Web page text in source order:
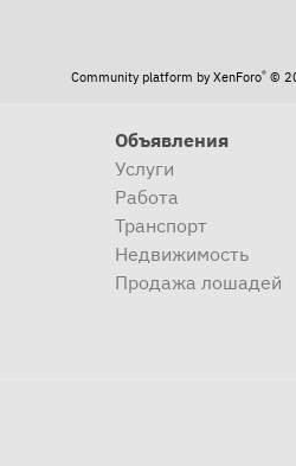
Community platform by XenForo® ©
Объявления
Услуги
Работа
Транспорт
Недвижимость
Продажа лошадей